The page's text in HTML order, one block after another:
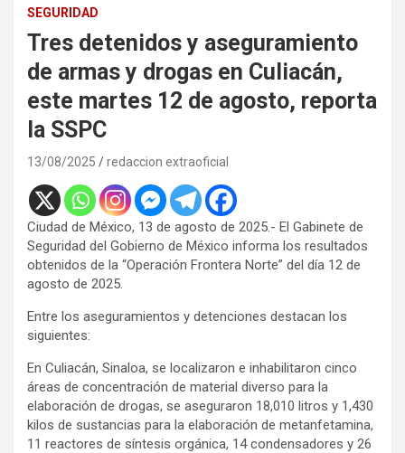
SEGURIDAD
Tres detenidos y aseguramiento
de armas y drogas en Culiacán,
este martes 12 de agosto, reporta
la SSPC
13/08/2025 redaccion extraoficial
Ciudad de México, 13 de agosto de 2025.- El Gabinete de
Seguridad del Gobierno de México informa los resultados
obtenidos de la “Operación Frontera Norte” del día 12 de
agosto de 2025.
Entre los aseguramientos y detenciones destacan los
siguientes:
En Culiacán, Sinaloa, se localizaron e inhabilitaron cinco
áreas de concentración de material diverso para la
elaboración de drogas, se aseguraron 18,010 litros y 1,430
kilos de sustancias para la elaboración de metanfetamina,
11 reactores de síntesis orgánica, 14 condensadores y 26